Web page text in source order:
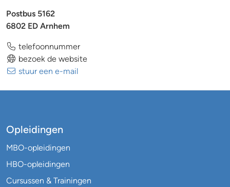
Postbus 5162
6802 ED Arnhem
telefoonnummer
bezoek de website
stuur een e-mail
Opleidingen
MBO-opleidingen
HBO-opleidingen
Cursussen & Trainingen